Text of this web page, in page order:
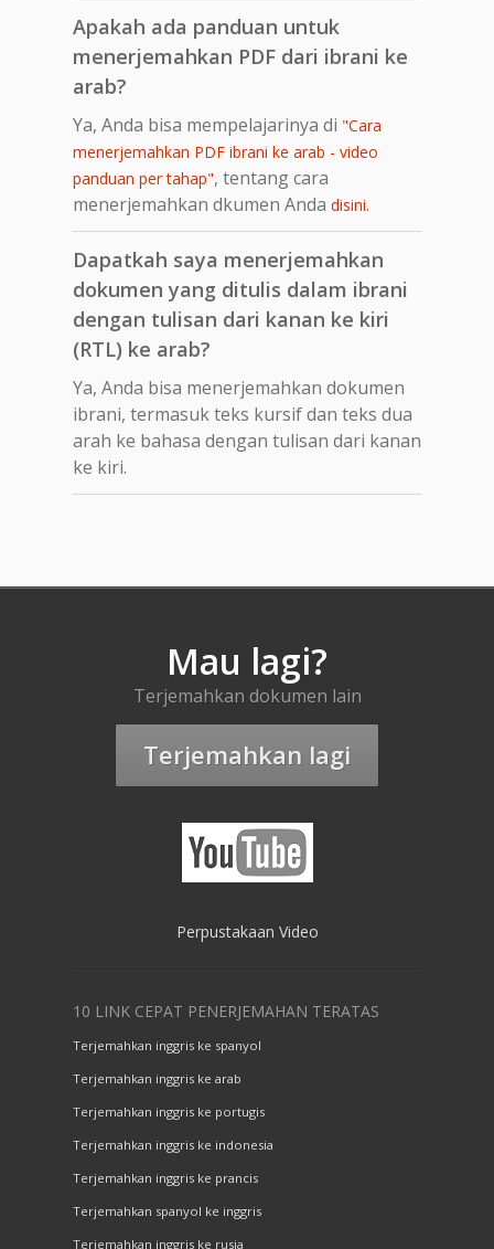
Apakah ada panduan untuk
menerjemahkan PDF dari ibrani ke
arab?
Ya, Anda bisa mempelajarinya di "Cara
menerjemahkan PDF ibrani ke arab - video
panduan per tahap", tentang cara
menerjemahkan dkumen Anda disini.
Dapatkah saya menerjemahkan
dokumen yang ditulis dalam ibrani
dengan tulisan dari kanan ke kiri
(RTL) ke arab?
Ya, Anda bisa menerjemahkan dokumen
ibrani, termasuk teks kursif dan teks dua
arah ke bahasa dengan tulisan dari kanan
ke kiri.
Mau lagi?
Terjemahkan dokumen lain
Terjemahkan lagi
Perpustakaan Video
10 LINK CEPAT PENERJEMAHAN TERATAS
Terjemahkan inggris ke spanyol
Terjemahkan inggris ke arab
Terjemahkan inggris ke portugis
Terjemahkan inggris ke indonesia
Terjemahkan inggris ke prancis
Terjemahkan spanyol ke inggris
Terjemahkan inggris ke rusia